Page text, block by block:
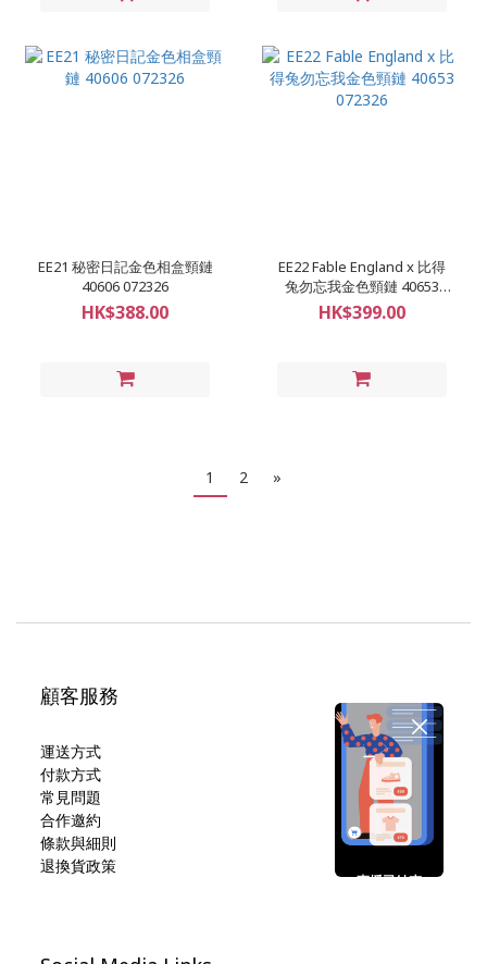
EE21 秘密日記金色相盒頸鏈
40606 072326
HK$388.00
EE22 Fable England x 比得
兔勿忘我金色頸鏈 40653
072326
HK$399.00
1 2 »
顧客服務
運送方式
付款方式
常見問題
合作邀約
條款與細則
退換貨政策
直播已結束